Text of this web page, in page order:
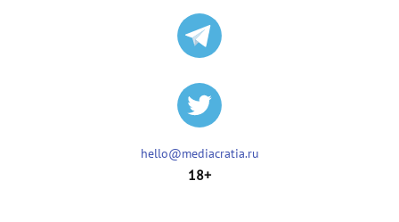
hello@mediacratia.ru
18+